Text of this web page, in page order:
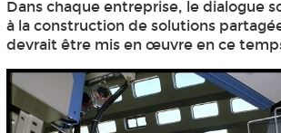
Dans chaque entreprise, le dialogue
à la construction de solutions
devrait être mis en œuvre en ce